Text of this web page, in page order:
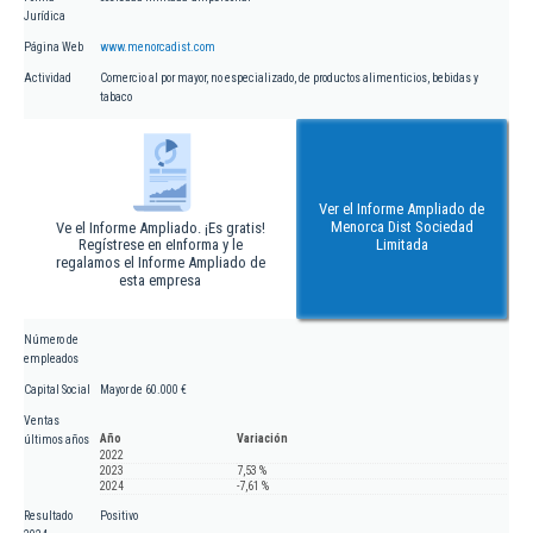
Jurídica
Página Web www.menorcadist.com
Actividad
Comercio al por mayor, no especializado, de productos alimenticios, bebidas y
tabaco
Ve el Informe Ampliado. ¡Es gratis!
Regístrese en eInforma y le
regalamos el Informe Ampliado de
esta empresa
Ver el Informe Ampliado de
Menorca Dist Sociedad
Limitada
Número de
empleados
Capital Social Mayor de 60.000 €
Ventas
últimos años
Año
Variación
2022
2023
7,53 %
2024
-7,61 %
Resultado
Positivo